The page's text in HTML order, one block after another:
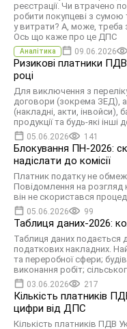
реєстрації. Чи втрачено
робити покупцеві з
у витрати? А, може, треба
Ось що каже про це ДПС
Аналітика 09.06.2026
Ризикові платники
році
Для виключення з
договори (зокрема ЗЕД),
(накладні, акти, інвойси),
продукції та будь-які інші
05.06.2026 141
Блокування ПН-2026:
надіслати до комісії
Платник податку не
Повідомлення на розгляд
він не скористався
05.06.2026 99
Таблиця даних-2026:
Таблиця даних подається
податкових накладних.
та переробної сфери;
виконання робіт;
03.06.2026 217
Кількість платників
цифри від ДПС
Кількість платників ПДВ